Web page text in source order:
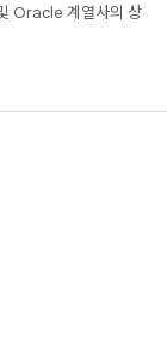
Oracle 계열사의 상